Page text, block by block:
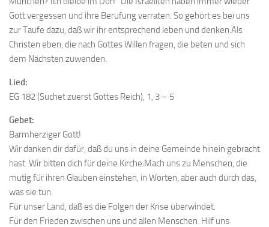
Gott vergessen und ihre Berufung verraten. So gehört es bei uns
zur Taufe dazu, daß wir ihr entsprechend leben und denken.Als
Christen eben, die nach Gottes Willen fragen, die beten und sich
dem Nächsten zuwenden.
Lied:
EG 182 (Suchet zuerst Gottes Reich), 1, 3 – 5
Gebet:
Barmherziger Gott!
Wir danken dir dafür, daß du uns in deine Gemeinde hinein gebracht
hast. Wir bitten dich für deine Kirche:Mach uns zu Menschen, die
mutig für ihren Glauben einstehen, in Worten, aber auch durch das,
was sie tun.
Für unser Land, daß es die Folgen der Krise überwindet.
Für den Frieden zwischen uns und allen Menschen. Hilf uns